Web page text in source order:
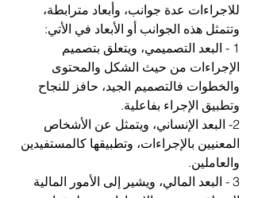
للاجراءات عدة جوانب، وأبعاد مترابطة،
وتتمثل هذه الجوانب أو الأبعاد في الأتي:
1 - البعد التصميمي، ويتعلق بتصميم
الإجراءات من حيث الشكل والمحتوى
والخطوات فالتصميم الجيد، حافز للنجاح
وتطبيق الإجراء بفاعلية.
2- البعد الإنساني، ويتمثل عن الأشخاص
المعنيين بالإجراءات، وتطبيقها كالمستفيدين
والعاملين.
3 - البعد المالي، ويشير إلى الأمور المالية